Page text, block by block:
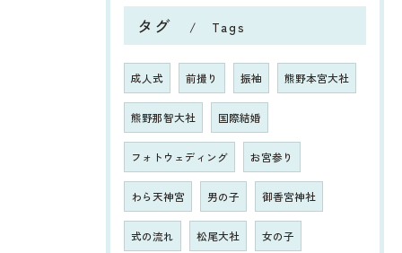
タグ Tags
成人式 前撮り 振袖 熊野本宮大社
熊野那智大社 国際結婚
フォトウェディング お宮参り
わら天神宮 男の子 御香宮神社
式の流れ 松尾大社 女の子